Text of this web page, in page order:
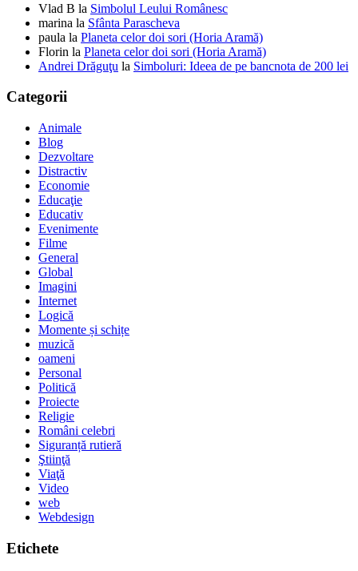
Vlad B la Simbolul Leului Românesc
marina la Sfânta Parascheva
paula la Planeta celor doi sori (Horia Aramă)
Florin la Planeta celor doi sori (Horia Aramă)
Andrei Drăguţu la Simboluri: Ideea de pe bancnota de 200 lei
Categorii
Animale
Blog
Dezvoltare
Distractiv
Economie
Educaţie
Educativ
Evenimente
Filme
General
Global
Imagini
Internet
Logică
Momente și schițe
muzică
oameni
Personal
Politică
Proiecte
Religie
Români celebri
Siguranță rutieră
Ştiinţă
Viaţă
Video
web
Webdesign
Etichete